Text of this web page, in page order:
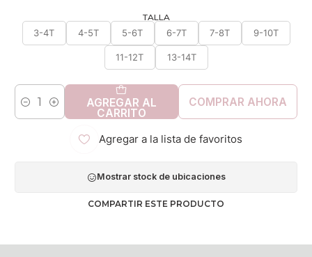
TALLA
3-4T
4-5T 5-6T 6-7T 7-8T 9-10T
11-12T 13-14T
Cantidad AGREGAR AL
CARRITO
COMPRAR AHORA
Agregar a la lista de favoritos
Mostrar stock de ubicaciones
COMPARTIR ESTE PRODUCTO